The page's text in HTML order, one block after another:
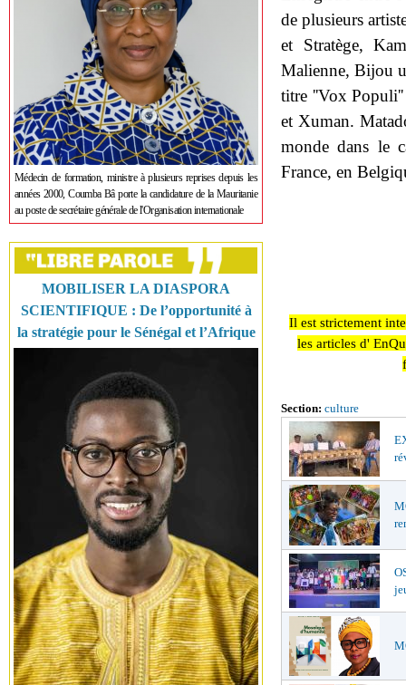
Médecin de formation, ministre à plusieurs reprises depuis les
années 2000, Coumba Bâ porte la candidature de la Mauritanie
au poste de secrétaire générale de l'Organisation internationale
MOBILISER LA DIASPORA
SCIENTIFIQUE : De l’opportunité à
la stratégie pour le Sénégal et l’Afrique
de plusieurs
et Stratège,
Malienne, Bijou
titre ''Vox Populi''
et Xuman.
monde dans le
France, en
Il est strictement
les articles d'
Section: culture